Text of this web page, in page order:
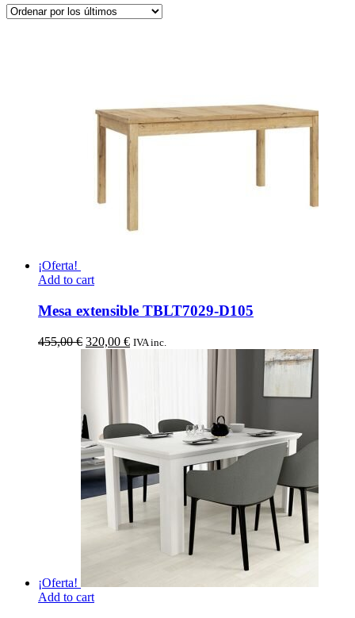
los
¡Oferta!
Add to cart
Mesa extensible TBLT7029-D105
455,00€ El
original
455,00 €.
320,00 €ElIVA inc.
¡Oferta!
Add to cart